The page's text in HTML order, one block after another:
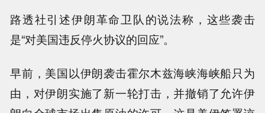
路透社引述伊朗革命卫队的说法称，这些袭击
是“对美国违反停火协议的回应”。
早前，美国以伊朗袭击霍尔木兹海峡海峡船只为
由，对伊朗实施了新一轮打击，并撤销了允许伊